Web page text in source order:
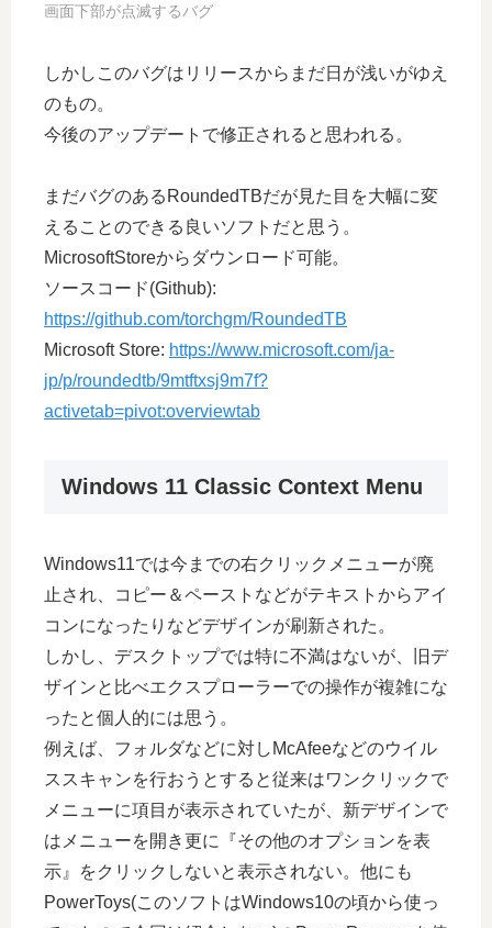
画面下部が点滅するバグ
しかしこのバグはリリースからまだ日が浅いがゆえ
のもの。
今後のアップデートで修正されると思われる。
まだバグのあるRoundedTBだが見た目を大幅に変
えることのできる良いソフトだと思う。
MicrosoftStoreからダウンロード可能。
ソースコード(Github):
https://github.com/torchgm/RoundedTB
Microsoft Store: https://www.microsoft.com/ja-
jp/p/roundedtb/9mtftxsj9m7f?
activetab=pivot:overviewtab
Windows 11 Classic Context Menu
Windows11では今までの右クリックメニューが廃
止され、コピー＆ペーストなどがテキストからアイ
コンになったりなどデザインが刷新された。
しかし、デスクトップでは特に不満はないが、旧デ
ザインと比べエクスプローラーでの操作が複雑にな
ったと個人的には思う。
例えば、フォルダなどに対しMcAfeeなどのウイル
ススキャンを行おうとすると従来はワンクリックで
メニューに項目が表示されていたが、新デザインで
はメニューを開き更に『その他のオプションを表
示』をクリックしないと表示されない。他にも
PowerToys(このソフトはWindows10の頃から使っ